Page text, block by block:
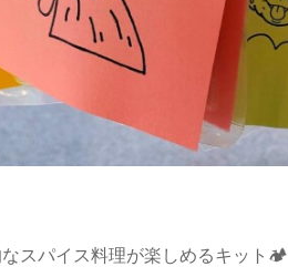
スパイス料理が楽しめるキット🏕️